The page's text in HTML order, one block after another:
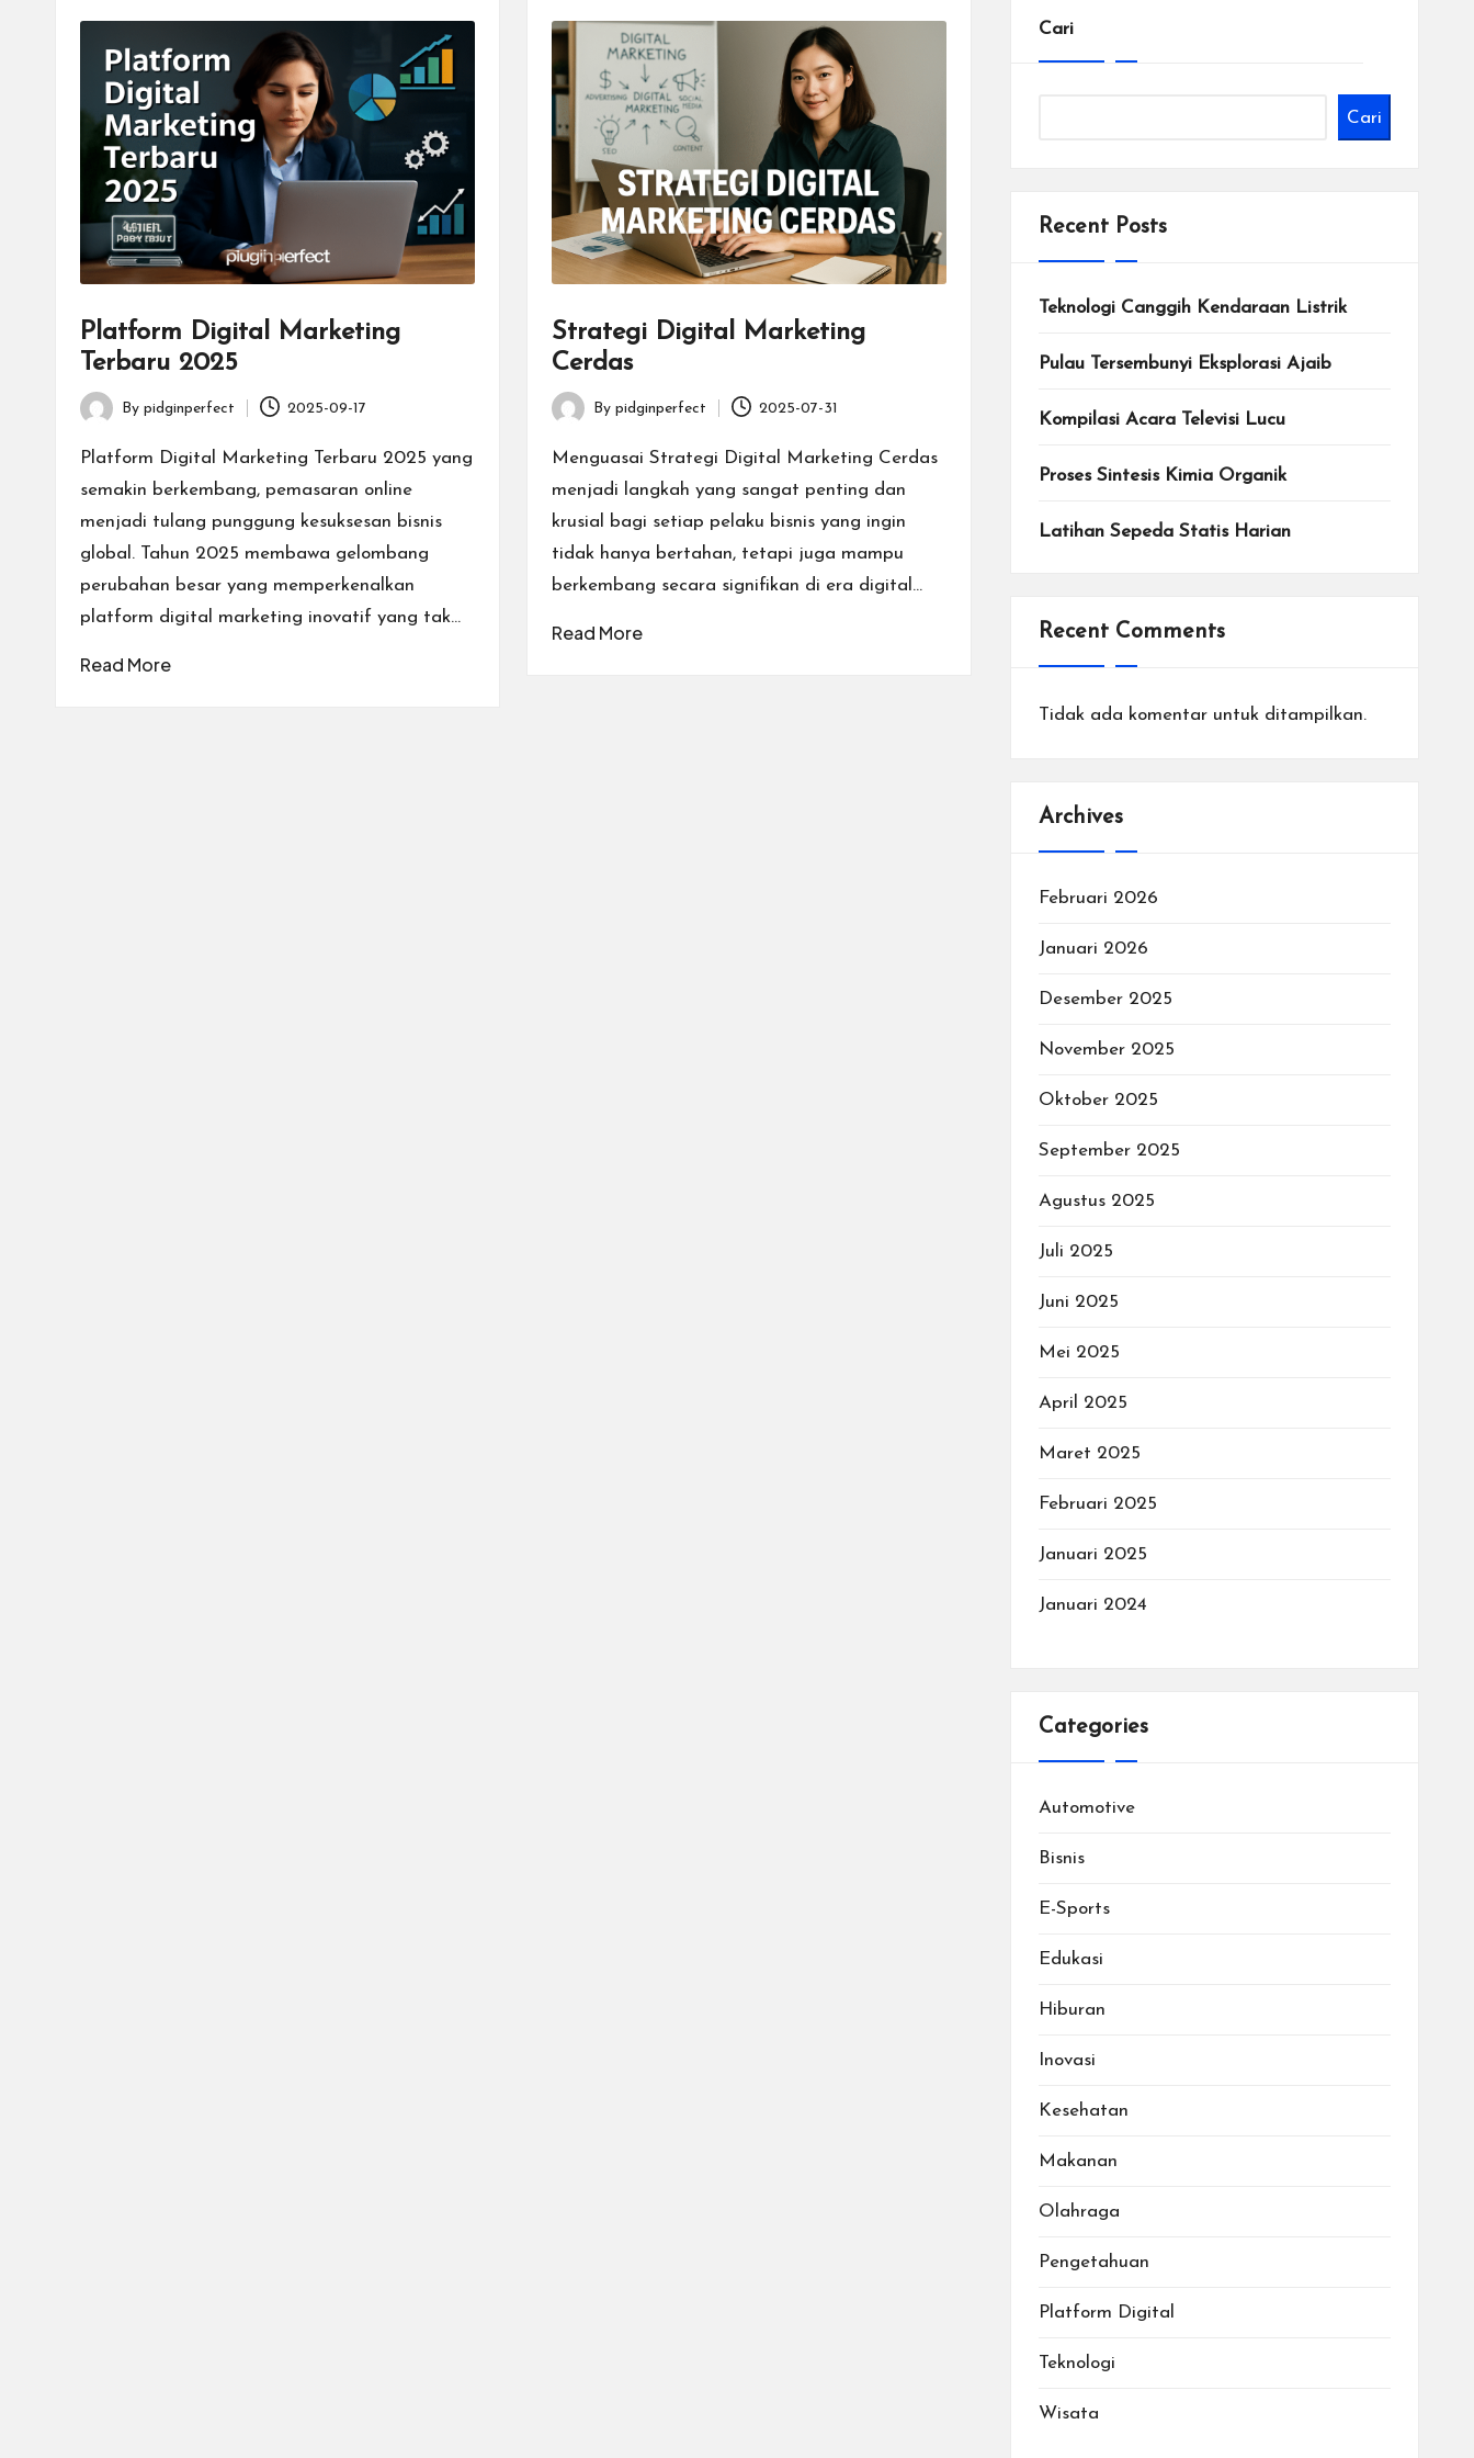
Platform Digital Marketing
Terbaru 2025
Posted
by
By pidginperfect 2025-09-17
Platform Digital Marketing Terbaru 2025 yang
semakin berkembang, pemasaran online
menjadi tulang punggung kesuksesan bisnis
global. Tahun 2025 membawa gelombang
perubahan besar yang memperkenalkan
platform digital marketing inovatif yang tak…
Read More
Strategi Digital Marketing
Cerdas
Posted
by
By pidginperfect 2025-07-31
Menguasai Strategi Digital Marketing Cerdas
menjadi langkah yang sangat penting dan
krusial bagi setiap pelaku bisnis yang ingin
tidak hanya bertahan, tetapi juga mampu
berkembang secara signifikan di era digital…
Read More
Cari
Cari
Recent Posts
Teknologi Canggih Kendaraan Listrik
Pulau Tersembunyi Eksplorasi Ajaib
Kompilasi Acara Televisi Lucu
Proses Sintesis Kimia Organik
Latihan Sepeda Statis Harian
Recent Comments
Tidak ada komentar untuk ditampilkan.
Archives
Februari 2026
Januari 2026
Desember 2025
November 2025
Oktober 2025
September 2025
Agustus 2025
Juli 2025
Juni 2025
Mei 2025
April 2025
Maret 2025
Februari 2025
Januari 2025
Januari 2024
Categories
Automotive
Bisnis
E-Sports
Edukasi
Hiburan
Inovasi
Kesehatan
Makanan
Olahraga
Pengetahuan
Platform Digital
Teknologi
Wisata